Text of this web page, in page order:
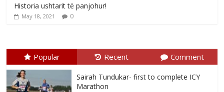
Historia ushtarit të panjohur!
May 18, 2021 0
Popular Recent Comment
Sairah Tundukar- first to complete ICY
Marathon